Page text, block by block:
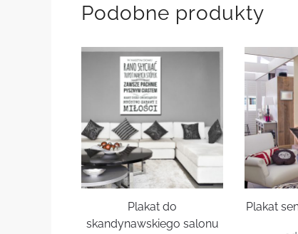
Podobne produkty
Plakat do
skandynawskiego salonu
Plakat